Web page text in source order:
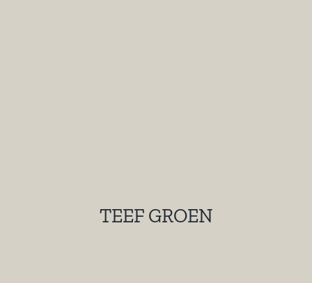
TEEF GROEN